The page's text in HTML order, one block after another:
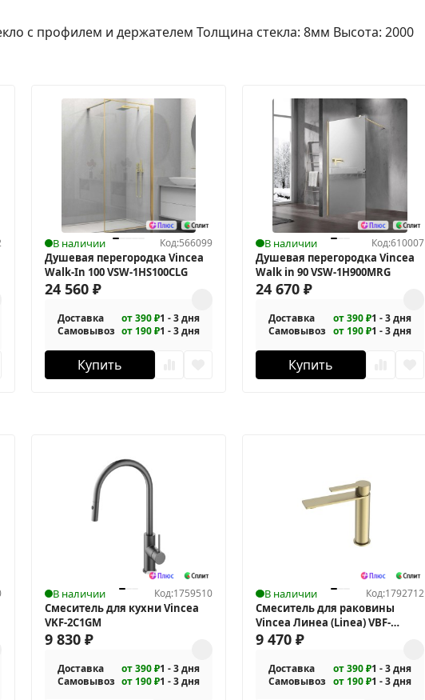
с профилем и держателем Толщина стекла: 8мм Высота: 2000
В наличии Код:566099
Душевая перегородка Vincea
Walk-In 100 VSW-1HS100CLG
24 560 ₽
Доставка от 390 ₽1 - 3 дня
Самовывоз от 190 ₽1 - 3 дня
Купить
В наличии Код:610007
Душевая перегородка Vincea
Walk in 90 VSW-1H900MRG
24 670₽
Доставка от 390 ₽1 - 3 дня
Самовывоз от 190 ₽1 - 3 дня
Купить
В наличии Код:1759510
Смеситель для кухни Vincea
VKF-2C1GM
9 830 ₽
Доставка от 390 ₽1 - 3 дня
Самовывоз от 190 ₽1 - 3 дня
В наличии Код:1792712
Смеситель для раковины
Vincea Линеа (Linea) VBF-
4LN1BG
9 470₽
Доставка от 390 ₽1 - 3 дня
Самовывоз от 190 ₽1 - 3 дня